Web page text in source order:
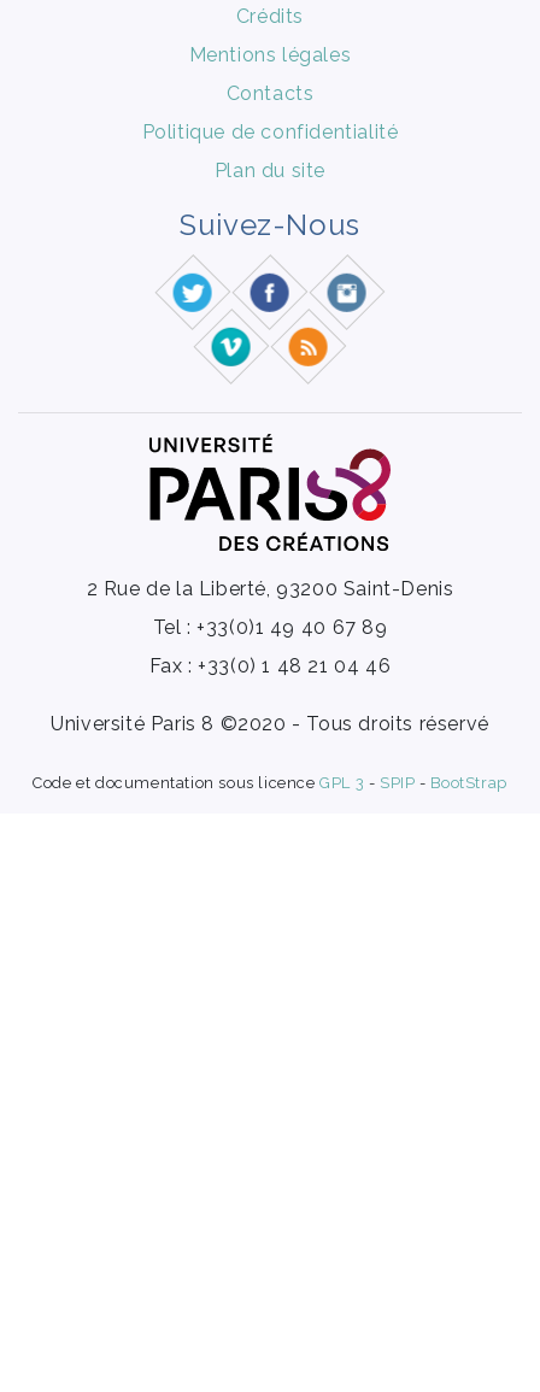
Crédits
Mentions légales
Contacts
Politique de confidentialité
Plan du site
Suivez-Nous
2 Rue de la Liberté, 93200 Saint-Denis
Tel : +33(0)1 49 40 67 89
Fax : +33(0) 1 48 21 04 46
Université Paris 8 ©2020 - Tous droits réservé
Code et documentation sous licenceGPL 3 - SPIP - BootStrap